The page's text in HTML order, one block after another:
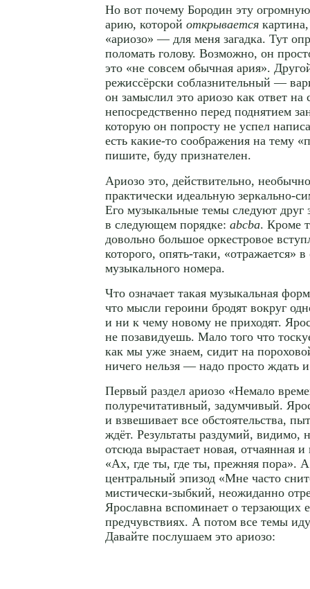
Но вот почему Бородин эту
арию, которой открывается
«ариозо» — для меня загадка. Тут
поломать голову. Возможно, он
это «не совсем обычная ария».
режиссёрски соблазнительный —
он замыслил это ариозо как ответ
непосредственно перед поднятием
которую он попросту не успел
есть какие-то соображения на тему
пишите, буду признателен.
Ариозо это, действительно,
практически идеальную зеркально-
Его музыкальные темы следуют друг
в следующем порядке: abcba. Кроме
довольно большое оркестровое
которого, опять-таки, «отражается»
музыкального номера.
Что означает такая музыкальная
что мысли героини бродят вокруг
и ни к чему новому не приходят.
не позавидуешь. Мало того что
как мы уже знаем, сидит на
ничего нельзя — надо просто ждать и
Первый раздел ариозо «Немало
полуречитативный, задумчивый.
и взвешивает все обстоятельства,
ждёт. Результаты раздумий,
отсюда вырастает новая, отчаянная
«Ах, где ты, где ты, прежняя пора». А
центральный эпизод «Мне часто
мистически-зыбкий, неожиданно
Ярославна вспоминает о терзающих
предчувствиях. А потом все темы
Давайте послушаем это ариозо: